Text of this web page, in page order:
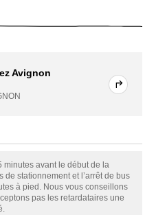
Avignon
minutes avant le début de la
stationnement et l’arrêt de bus
à pied. Nous vous conseillons
pas les retardataires une